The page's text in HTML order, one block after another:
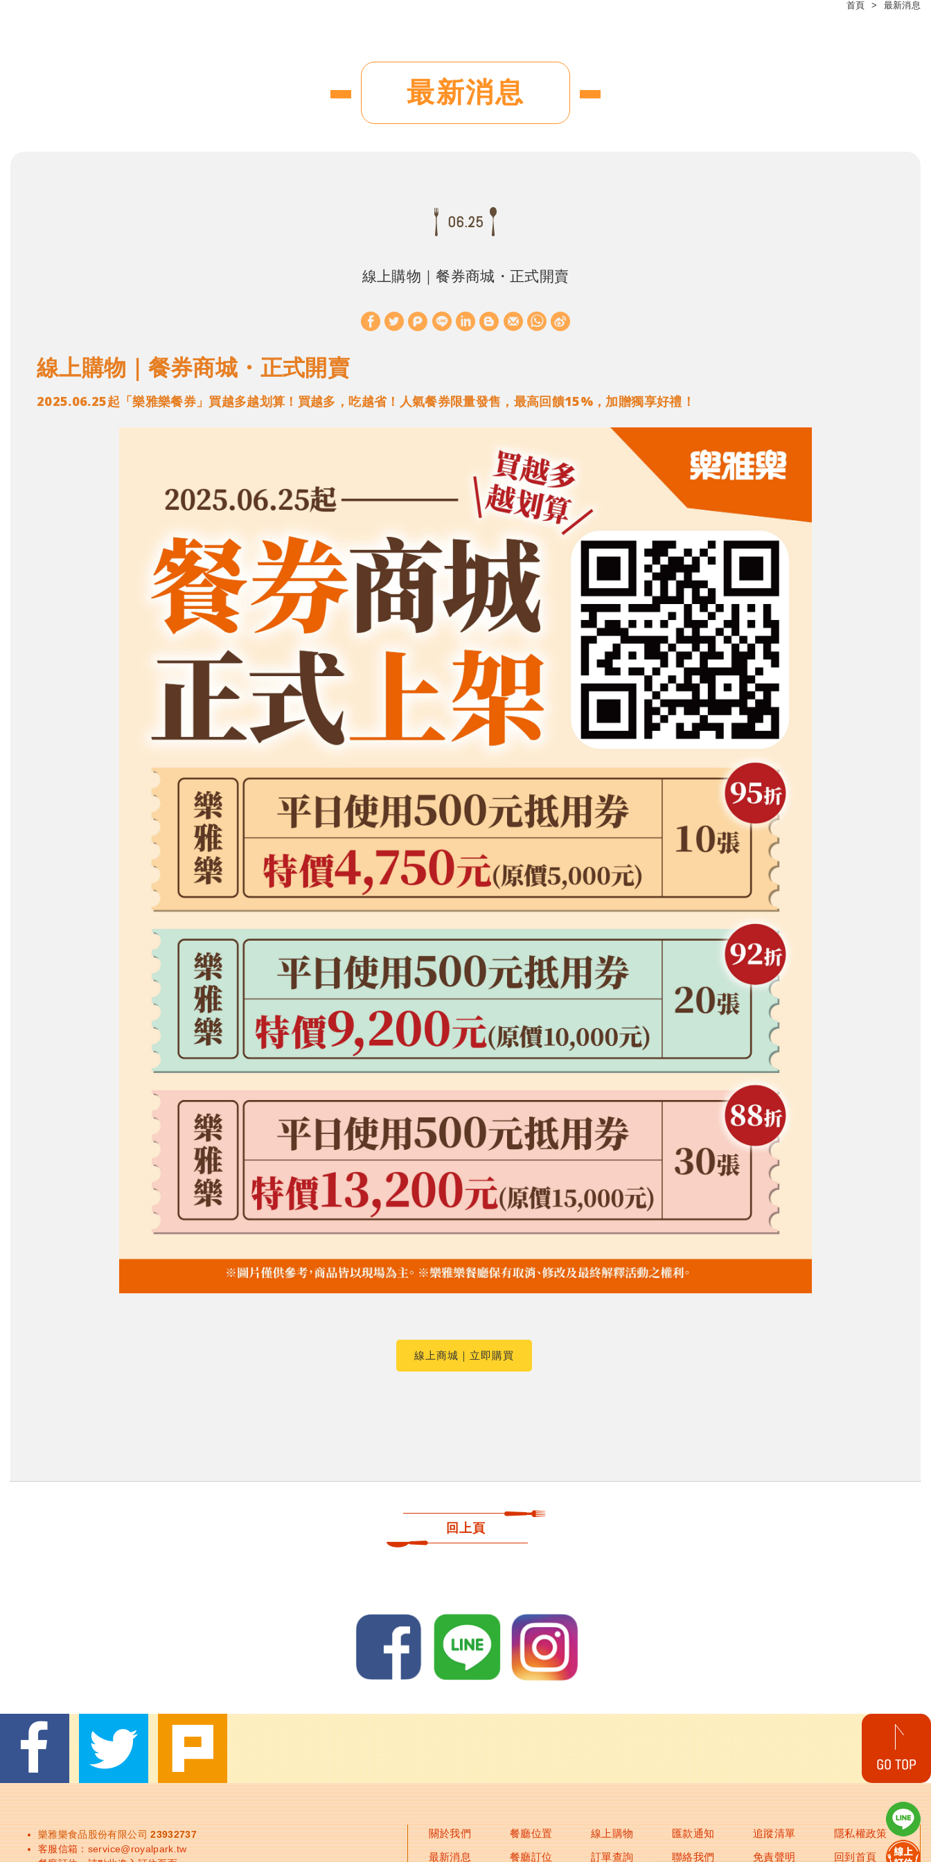
首頁 最新消息
最新消息
06.25
線上購物｜餐券商城・正式開賣
W
s
A
p
W
e
b
o
線上購物｜餐券商城・正式開賣
2025.06.25起「樂雅樂餐券」買越多越划算！買越多，吃越省！人氣餐券限量發售，最高回饋15%，加贈獨享好禮！
線上商城｜立即購買
回上頁
樂雅樂食品股份有限公司 23932737
客服信箱：service@royalpark.tw
關於我們
最新消息
餐廳位置
餐廳訂位
線上購物
訂單查詢
匯款通知
聯絡我們
追蹤清單
免責聲明
隱私權政策
回到首頁